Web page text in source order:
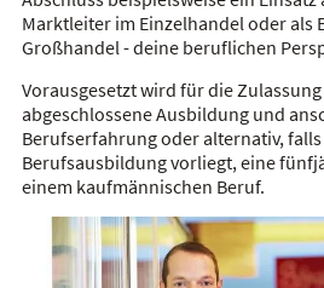
Marktleiter im Einzelhandel oder als
Großhandel - deine beruflichen
Vorausgesetzt wird für die
abgeschlossene Ausbildung und
Berufserfahrung oder alternativ,
Berufsausbildung vorliegt, eine
einem kaufmännischen Beruf.